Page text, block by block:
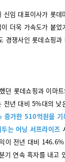
신임 대표이사가 롯
더욱 가속도가 붙
경쟁사인 롯데쇼핑
던 롯데쇼핑과 이마
전년 대비 5%대의 낮
증가한 510억원을
는 어닝 서프라이즈
이 전년 대비
기 연속 흑자를 내고